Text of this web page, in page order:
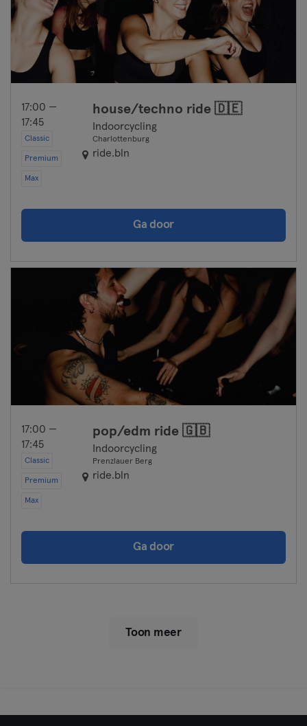
17:00 —
17:45
Classic
Premium
Max
house/techno ride 🇩🇪
Indoorcycling
Charlottenburg
ride.bln
Ga door
17:00 —
17:45
Classic
Premium
Max
pop/edm ride 🇬🇧
Indoorcycling
Prenzlauer Berg
ride.bln
Ga door
Toon meer